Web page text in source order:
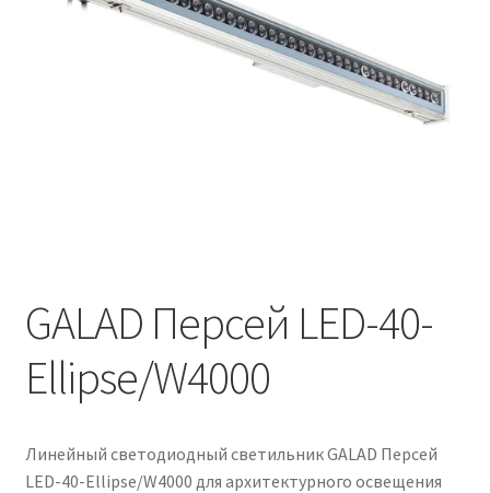
кронштейнов «Opora Engineering»
Отправить заявку
Политика конфиденциальности
GALAD Персей LED-40-
Ellipse/W4000
Линейный светодиодный светильник GALAD Персей
LED-40-Ellipse/W4000 для архитектурного освещения